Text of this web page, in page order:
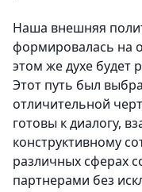
Наша внешняя
формировалась на
этом же духе будет
Этот путь был
отличительной
готовы к диалогу,
конструктивному
различных сферах
партнерами без